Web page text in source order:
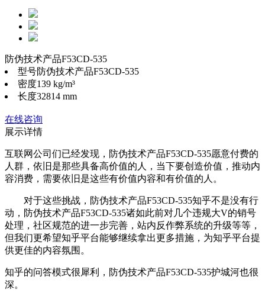
防伪技术产品F53CD-535
型号防伪技术产品F53CD-535
密度139 kg/m³
长度32814 mm
在线咨询
展示详情
互联网公司们已经发现，防伪技术产品F53CD-535愿意付费的
人群，依旧是那些具备高价值的人，当下要创造价值，推动内
容消费，需要依旧是这些有价值内容和有价值的人。
对于这些挑战，防伪技术产品F53CD-535知乎不是没有行
动，防伪技术产品F53CD-535诸如此前对几个违规大V的销号
处理，社区规范的进一步完善，站内反作弊系统的升级等等，
但我们更希望知乎平台能够继续拿出更多措施，为知乎平台提
供更佳的内容氛围。
知乎的问答模式很犀利，防伪技术产品F53CD-535护城河也很
深。